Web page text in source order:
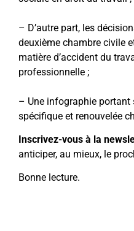
– D’autre part, les
deuxième chambre civile
matière d’accident du
professionnelle ;
– Une infographie portant
spécifique et renouvelée
Inscrivez-vous à la
anticiper, au mieux, le
Bonne lecture.